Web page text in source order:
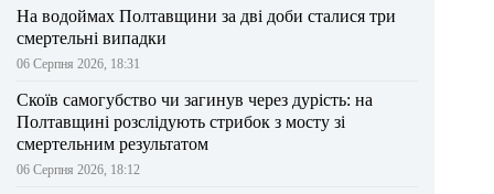
На водоймах Полтавщини за дві доби сталися три
смертельні випадки
06 Серпня 2026, 18:31
Скоїв самогубство чи загинув через дурість: на
Полтавщині розслідують стрибок з мосту зі
смертельним результатом
06 Серпня 2026, 18:12